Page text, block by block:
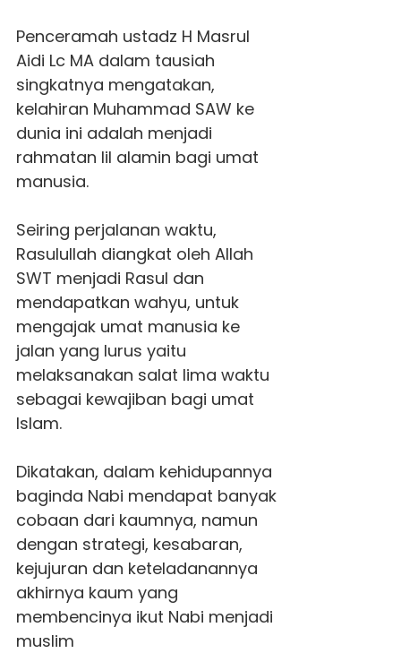
Penceramah ustadz H Masrul
Aidi Lc MA dalam tausiah
singkatnya mengatakan,
kelahiran Muhammad SAW ke
dunia ini adalah menjadi
rahmatan lil alamin bagi umat
manusia.
Seiring perjalanan waktu,
Rasulullah diangkat oleh Allah
SWT menjadi Rasul dan
mendapatkan wahyu, untuk
mengajak umat manusia ke
jalan yang lurus yaitu
melaksanakan salat lima waktu
sebagai kewajiban bagi umat
Islam.
Dikatakan, dalam kehidupannya
baginda Nabi mendapat banyak
cobaan dari kaumnya, namun
dengan strategi, kesabaran,
kejujuran dan keteladanannya
akhirnya kaum yang
membencinya ikut Nabi menjadi
muslim